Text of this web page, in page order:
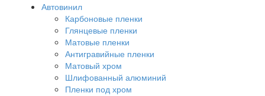
Автовинил
Карбоновые пленки
Глянцевые пленки
Матовые пленки
Антигравийные пленки
Матовый хром
Шлифованный алюминий
Пленки под хром